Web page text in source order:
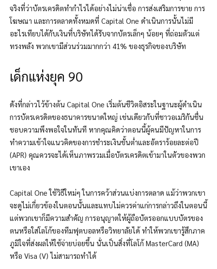
จริงที่ว่าบัตรเครดิตทำกำไรได้อย่างไม่น่าเชื่อ การส่งเสริมการขาย การ
โฆษณา และการตลาดทั้งหมดที่ Capital One ดำเนินการนั้นไม่มี
อะไรเทียบได้กับเงินที่บริษัทได้รับจากบัตรเล็กๆ น้อยๆ ที่ถ่อมตัวแต่
ทรงพลัง พวกเขามีส่วนร่วมมากกว่า 41% ของธุรกิจของบริษัท
เด็กแห่งยุค 90
ดังที่กล่าวไว้ข้างต้น Capital One เริ่มต้นชีวิตอิสระในฐานะผู้ดำเนิน
การบัตรเครดิตของธนาคารขนาดใหญ่ เช่นเดียวกับที่ชาวอเมริกันชื่น
ชอบความพึงพอใจในทันที หากคุณคิดว่าตอนนี้ผู้คนมีปัญหาในการ
ทำความเข้าใจแนวคิดของการชำระเงินขั้นต่ำและอัตราร้อยละต่อปี
(APR) คุณควรจะได้เห็นภาพรวมเมื่อบัตรเครดิตเข้ามาในตัวของพวก
เขาเอง
Capital One ใช้วิธีใหม่ๆ ในการคว้าส่วนแบ่งการตลาด แม้ว่าพวกเขา
จะดูไม่เกี่ยวข้องในตอนนั้นและแทบไม่ควรค่าแก่การกล่าวถึงในตอนนี้
แต่พวกเขาก็มีความสำคัญ การอนุญาตให้ผู้ถือบัตรออกแบบบัตรของ
ตนหรือใส่โลโก้ของทีมฟุตบอลหรือวิทยาลัยได้ ทำให้พวกเขารู้สึกภาค
ภูมิใจที่ส่งผลให้ใช้จ่ายบ่อยขึ้น นั่นเป็นสิ่งที่โลโก้ MasterCard (MA)
หรือ Visa (V) ไม่สามารถทำได้